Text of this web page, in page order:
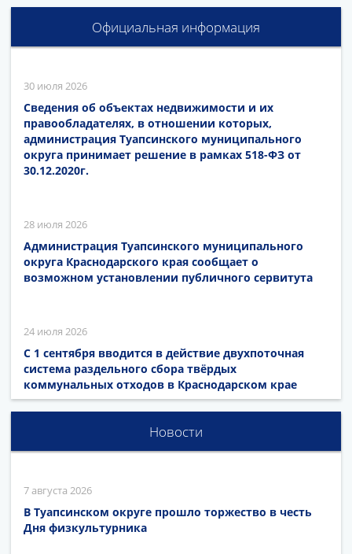
Официальная информация
30 июля 2026
Сведения об объектах недвижимости и их
правообладателях, в отношении которых,
администрация Туапсинского муниципального
округа принимает решение в рамках 518-ФЗ от
30.12.2020г.
28 июля 2026
Администрация Туапсинского муниципального
округа Краснодарского края сообщает о
возможном установлении публичного сервитута
24 июля 2026
С 1 сентября вводится в действие двухпоточная
система раздельного сбора твёрдых
коммунальных отходов в Краснодарском крае
Новости
7 августа 2026
В Туапсинском округе прошло торжество в честь
Дня физкультурника